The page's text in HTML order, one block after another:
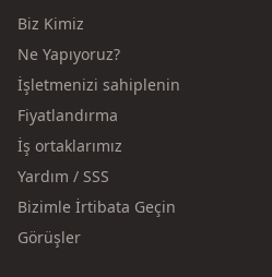
Biz Kimiz
Ne Yapıyoruz?
İşletmenizi sahiplenin
Fiyatlandırma
İş ortaklarımız
Yardım / SSS
Bizimle İrtibata Geçin
Görüşler